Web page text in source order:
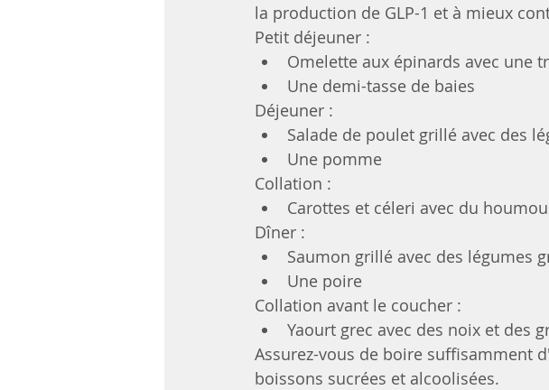
la production de GLP-1 et à mieux
Petit déjeuner :
Omelette aux épinards avec une
Une demi-tasse de baies
Déjeuner :
Salade de poulet grillé avec des
Une pomme
Collation :
Carottes et céleri avec du
Dîner :
Saumon grillé avec des légumes
Une poire
Collation avant le coucher :
Yaourt grec avec des noix et des
Assurez-vous de boire suffisamment
boissons sucrées et alcoolisées.